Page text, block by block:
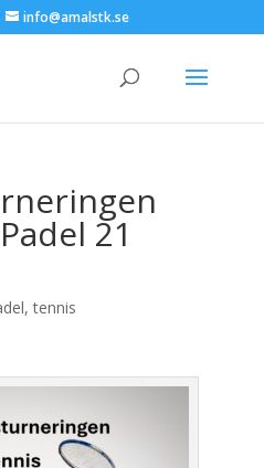
info@amalstk.se
21
,tennis